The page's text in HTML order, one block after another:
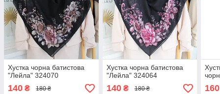
Хустка чорна батистова
"Лейла" 324070
140 ₴ 180 ₴
Хустка чорна батистова
"Лейла" 324064
140₴ 180 ₴ 160